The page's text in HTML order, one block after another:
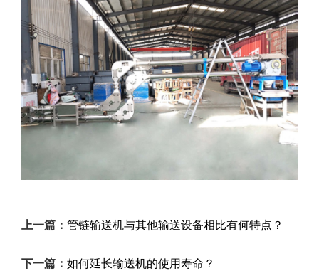
上一篇： 管链输送机与其他输送设备相比有何特点？
下一篇： 如何延长输送机的使用寿命？